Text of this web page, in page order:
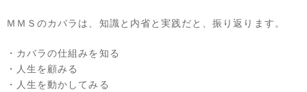
ＭＭＳのカバラは、知識と内省と実践だと、振り返ります。
・カバラの仕組みを知る
・人生を顧みる
・人生を動かしてみる